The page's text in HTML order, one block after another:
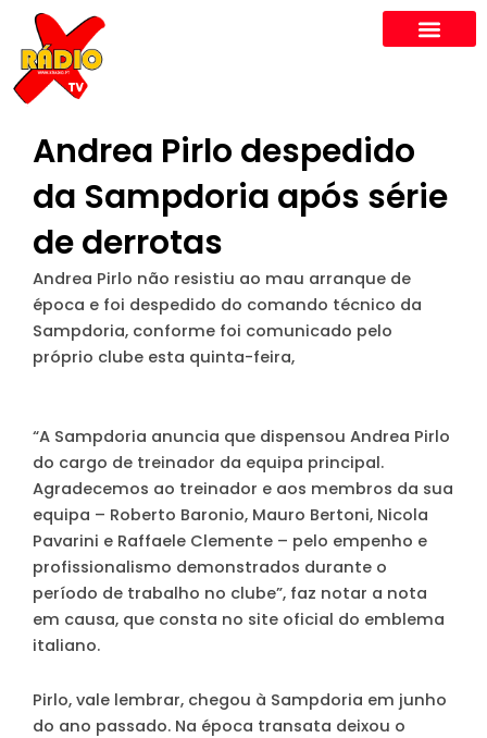
content
Andrea Pirlo despedido
da Sampdoria após série
de derrotas
Andrea Pirlo não resistiu ao mau arranque de
época e foi despedido do comando técnico da
Sampdoria, conforme foi comunicado pelo
próprio clube esta quinta-feira,
“A Sampdoria anuncia que dispensou Andrea Pirlo
do cargo de treinador da equipa principal.
Agradecemos ao treinador e aos membros da sua
equipa – Roberto Baronio, Mauro Bertoni, Nicola
Pavarini e Raffaele Clemente – pelo empenho e
profissionalismo demonstrados durante o
período de trabalho no clube”, faz notar a nota
em causa, que consta no site oficial do emblema
italiano.
Pirlo, vale lembrar, chegou à Sampdoria em junho
do ano passado. Na época transata deixou o